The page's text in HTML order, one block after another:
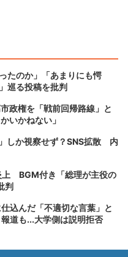
たのか」「あまりにも愕
巡る投稿を批判
政権を「戦前回帰路線」と
いかねない」
しか視察せず？SNS拡散 内
上 BGM付き「総理が主役の
判
込んだ「不適切な言葉」と
道も...大学側は説明拒否